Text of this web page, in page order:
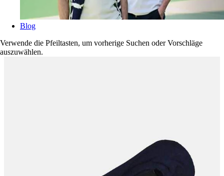
Blog
Verwende die Pfeiltasten, um vorherige Suchen oder Vorschläge
auszuwählen.